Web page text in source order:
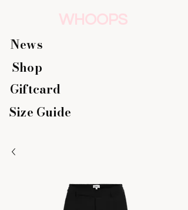
WHOOPS
News
Giftcard
Size Guide
Shop